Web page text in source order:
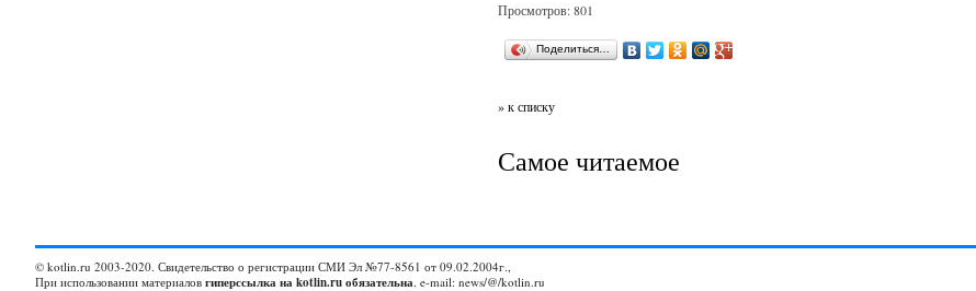
Просмотров: 801
Поделиться…
» к списку
Самое читаемое
© kotlin.ru 2003-2020. Свидетельство о регистрации СМИ Эл №77-8561 от 09.02.2004г.,
При использовании материалов гиперссылка на kotlin.ru обязательна. e-mail: news/@/kotlin.ru